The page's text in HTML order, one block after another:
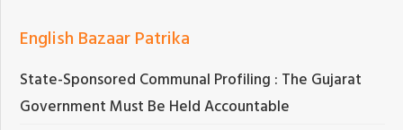
English Bazaar Patrika
State-Sponsored Communal Profiling : The Gujarat
Government Must Be Held Accountable